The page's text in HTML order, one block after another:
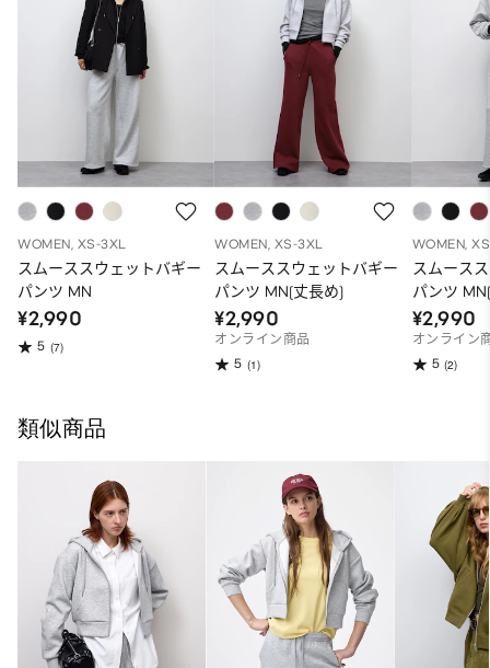
WOMEN, XS-3XL
スムーススウェットバギー
パンツ MN
¥2,990
5 (7)
WOMEN, XS-3XL
スムーススウェットバギー
パンツ MN(丈長め)
¥2,990
オンライン商品
5 (1)
WOMEN,
スムース
パンツ
¥2,990
オンライン
5 (2)
類似商品